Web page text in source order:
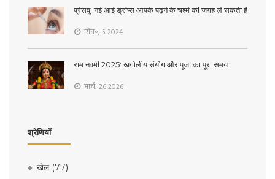
प्रेसवू: नई आई ड्रॉप्स आपके पढ़ने के चश्मे की जगह ले सकती हैं
सित॰, 5 2024
राम नवमी 2025: खगोलीय संयोग और पूजा का पूरा समय
मार्च, 26 2026
श्रेणियाँ
खेल (77)